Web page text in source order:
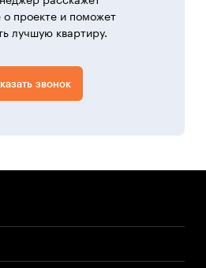
о проекте и поможет
лучшую квартиру.
звонок